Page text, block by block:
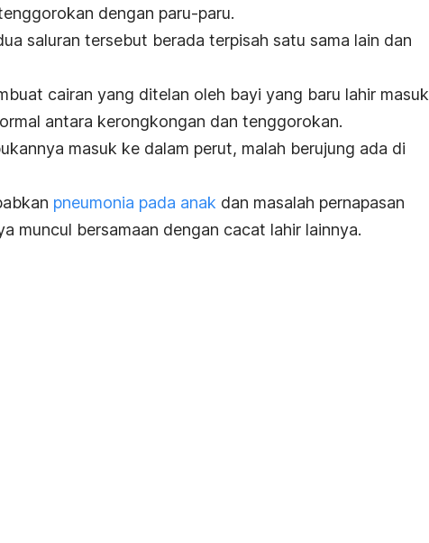
dengan paru-paru.
saluran tersebut berada terpisah satu sama lain dan
cairan yang ditelan oleh bayi yang baru lahir masuk
antara kerongkongan dan tenggorokan.
masuk ke dalam perut, malah berujung ada di
pneumonia pada anak dan masalah pernapasan
muncul bersamaan dengan cacat lahir lainnya.